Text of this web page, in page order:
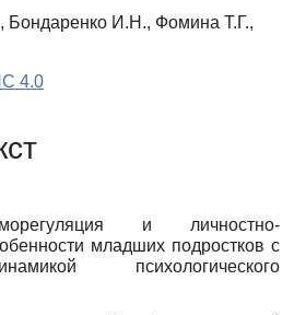
И.Н., Фомина Т.Г.,
4.0
и личностно-
младших подростков с
психологического